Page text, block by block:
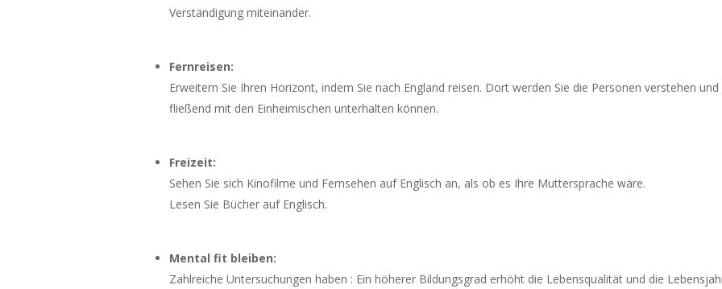
Verständigung miteinander.
Fernreisen:
Erweitern Sie Ihren Horizont, indem Sie nach England reisen. Dort werden Sie die Personen verstehen und
fließend mit den Einheimischen unterhalten können.
Freizeit:
Sehen Sie sich Kinofilme und Fernsehen auf Englisch an, als ob es Ihre Muttersprache wäre.
Lesen Sie Bücher auf Englisch.
Mental fit bleiben:
Zahlreiche Untersuchungen haben : Ein höherer Bildungsgrad erhöht die Lebensqualität und die